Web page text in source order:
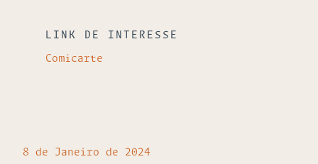
LINK DE INTERESSE
Comicarte
8 de Janeiro de 2024